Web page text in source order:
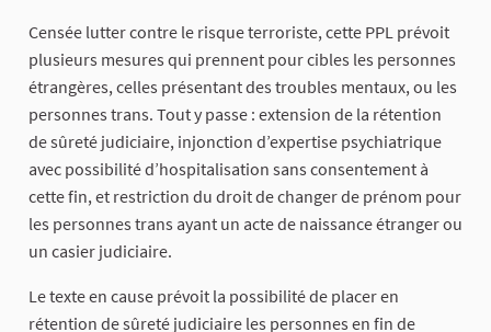
Censée lutter contre le risque terroriste, cette PPL prévoit
plusieurs mesures qui prennent pour cibles les personnes
étrangères, celles présentant des troubles mentaux, ou les
personnes trans. Tout y passe : extension de la rétention
de sûreté judiciaire, injonction d’expertise psychiatrique
avec possibilité d’hospitalisation sans consentement à
cette fin, et restriction du droit de changer de prénom pour
les personnes trans ayant un acte de naissance étranger ou
un casier judiciaire.
Le texte en cause prévoit la possibilité de placer en
rétention de sûreté judiciaire les personnes en fin de